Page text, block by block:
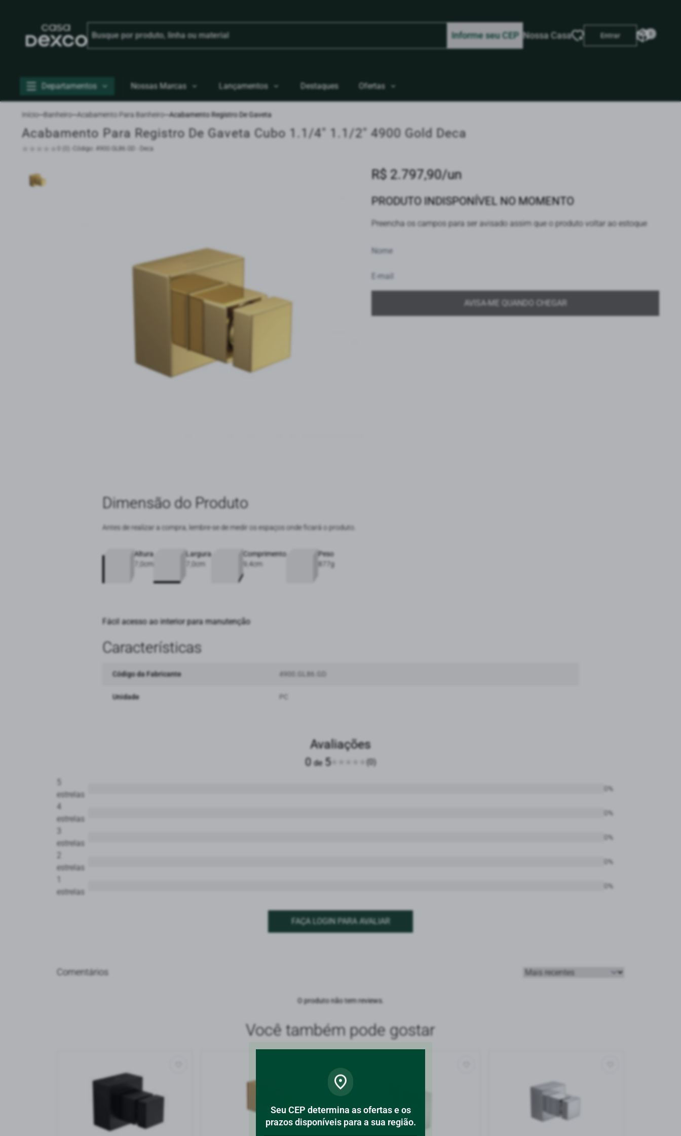
Informe seu CEP
Seu CEP determina as ofertas e os
prazos disponíveis para a sua região.
Nossa Casa Entrar
Departamentos Nossas Marcas Lançamentos Destaques Ofertas
Início Banheiro Acabamento Para Banheiro Acabamento Registro De Gaveta
Acabamento Para Registro De Gaveta Cubo 1.1/4" 1.1/2" 4900 Gold Deca
Código: 4900.GL86.GD - Deca
R$ 2.797,90/un
PRODUTO INDISPONÍVEL NO MOMENTO
Preencha os campos para ser avisado assim que o produto voltar ao estoque
AVISA-ME QUANDO CHEGAR
Dimensão do Produto
Antes de realizar a compra, lembre-se de medir os espaços onde ficará o produto.
Altura
7,0cm
Largura
7,0cm
Comprimento
9,4cm
Peso
877g
Fácil acesso ao interior para manutenção
Características
Código da Fabricante 4900.GL86.GD
Unidade PC
Avaliações
0de5 (0)
estrelas
0%
4
estrelas
0%
estrelas
0%
estrelas
0%
estrelas
0%
FAÇA LOGIN PARA AVALIAR
Comentários
Ordenar avaliações
O produto não tem reviews.
Você também pode gostar